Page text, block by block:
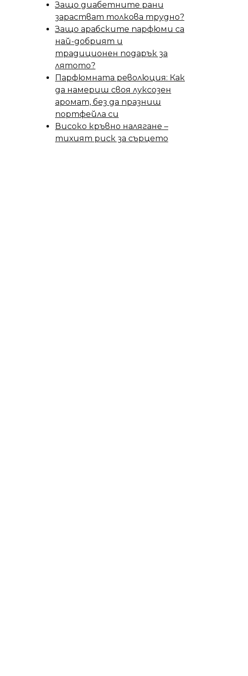
Защо диабетните рани
зарастват толкова трудно?
Защо арабските парфюми са
най-добрият и
традиционен подарък за
лятото?
Парфюмната революция: Как
да намериш своя луксозен
аромат, без да празниш
портфейла си
Високо кръвно налягане –
тихият риск за сърцето